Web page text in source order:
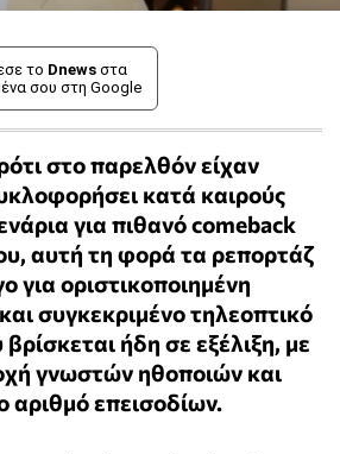
το Dnews στα
σου στη Google
στο παρελθόν είχαν
κατά καιρούς
για πιθανό comeback
αυτή τη φορά τα ρεπορτάζ
για οριστικοποιημένη
συγκεκριμένο τηλεοπτικό
ήδη σε εξέλιξη, με
γνωστών ηθοποιών και
αριθμό επεισοδίων.